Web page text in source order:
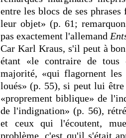
entre les blocs de ses
leur objet» (p. 61;
pas exactement l'allemand
Car Karl Kraus, s'il peut à
étant «le contraire de tous
majorité, «qui flagornent
loués» (p. 55), si peut lui
«proprement biblique» de
de l'indignation» (p. 56),
et ceux qui l'écoutent,
problème, c'est qu'il s'était